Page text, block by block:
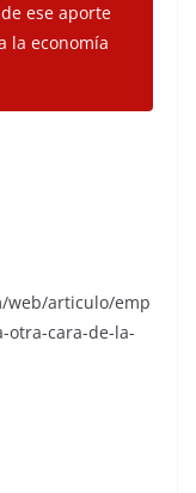
ese aporte
la economía
web/articulo/emp
otra-cara-de-la-